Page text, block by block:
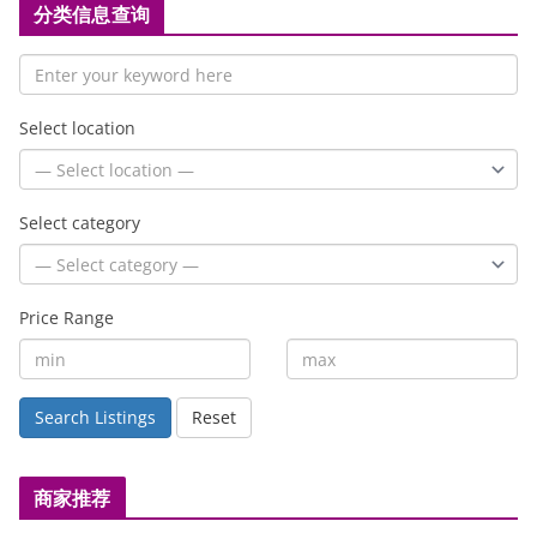
分类信息查询
Select location
Select category
Price Range
Search Listings Reset
商家推荐